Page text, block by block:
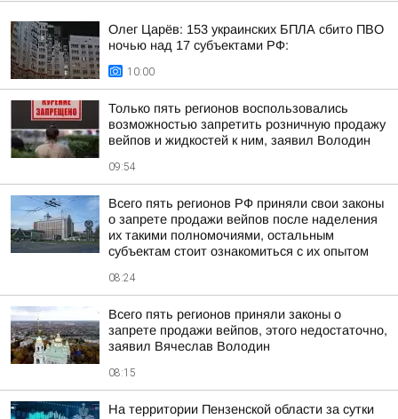
Олег Царёв: 153 украинских БПЛА сбито ПВО
ночью над 17 субъектами РФ:
10:00
Только пять регионов воспользовались
возможностью запретить розничную продажу
вейпов и жидкостей к ним, заявил Володин
09:54
Всего пять регионов РФ приняли свои законы
о запрете продажи вейпов после наделения
их такими полномочиями, остальным
субъектам стоит ознакомиться с их опытом
08:24
Всего пять регионов приняли законы о
запрете продажи вейпов, этого недостаточно,
заявил Вячеслав Володин
08:15
На территории Пензенской области за сутки